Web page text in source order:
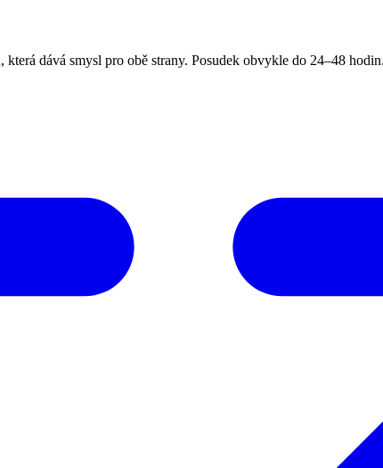
dává smysl pro obě strany. Posudek obvykle do 24–48